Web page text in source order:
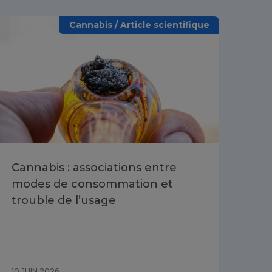
Cannabis / Article scientifique
Cannabis : associations entre
modes de consommation et
trouble de l’usage